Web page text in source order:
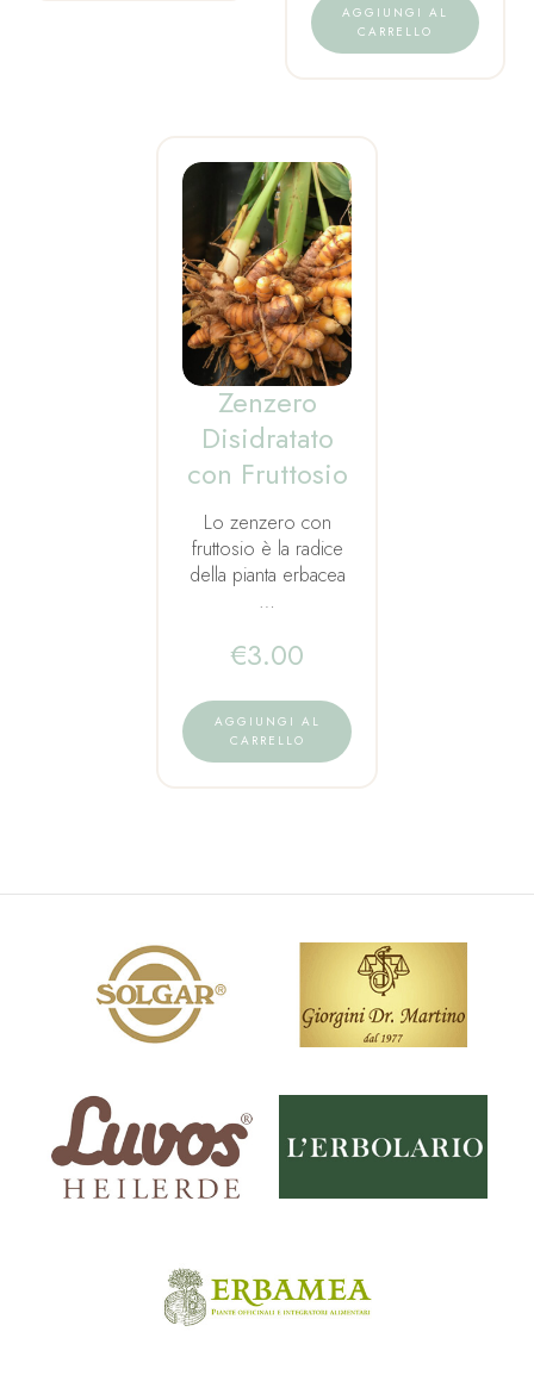
AGGIUNGI AL
CARRELLO
Zenzero
Disidratato
con Fruttosio
Lo zenzero con
fruttosio è la radice
della pianta erbacea
…
€3.00
AGGIUNGI AL
CARRELLO